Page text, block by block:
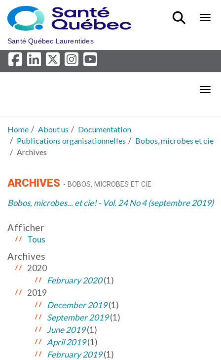
Skip to main content
Santé Québec Laurentides
Home About us
Documentation
Publications organisationnelles
Bobos, microbes et cie
Archives
ARCHIVES - BOBOS, MICROBES ET CIE
Bobos, microbes... et cie! - Vol. 24 No 4 (septembre 2019)
Afficher
Tous
Archives
2020
February 2020(1)
2019
December 2019(1)
September 2019(1)
June 2019(1)
April 2019(1)
February 2019(1)